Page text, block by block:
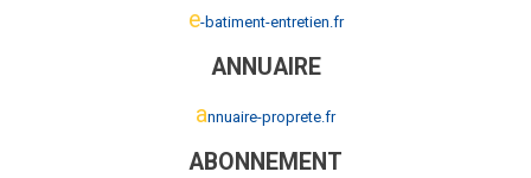
e-batiment-entretien.fr
ANNUAIRE
annuaire-proprete.fr
ABONNEMENT